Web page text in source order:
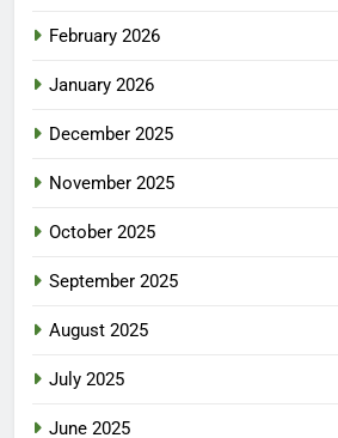
February 2026
January 2026
December 2025
November 2025
October 2025
September 2025
August 2025
July 2025
June 2025